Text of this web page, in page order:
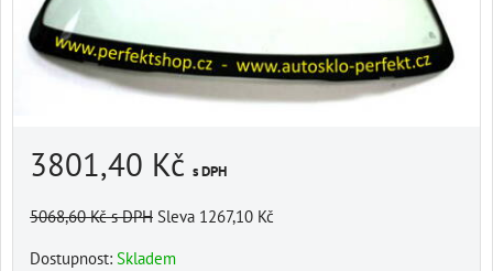
3801,40 Kč s DPH
5068,60 Kčs DPH Sleva 1267,10 Kč
Dostupnost: Skladem